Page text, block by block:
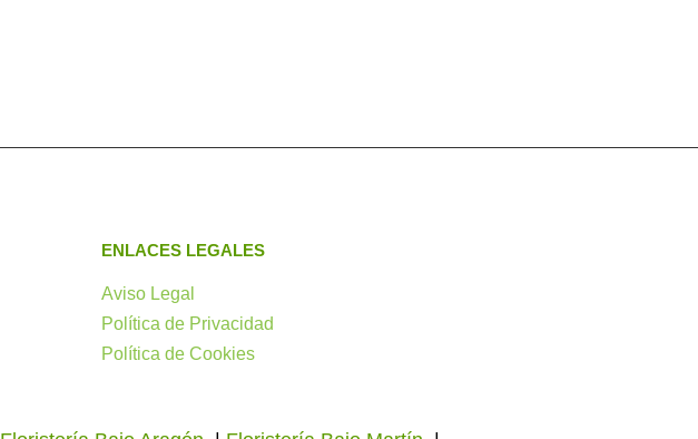
ENLACES LEGALES
Aviso Legal
Política de Privacidad
Política de Cookies